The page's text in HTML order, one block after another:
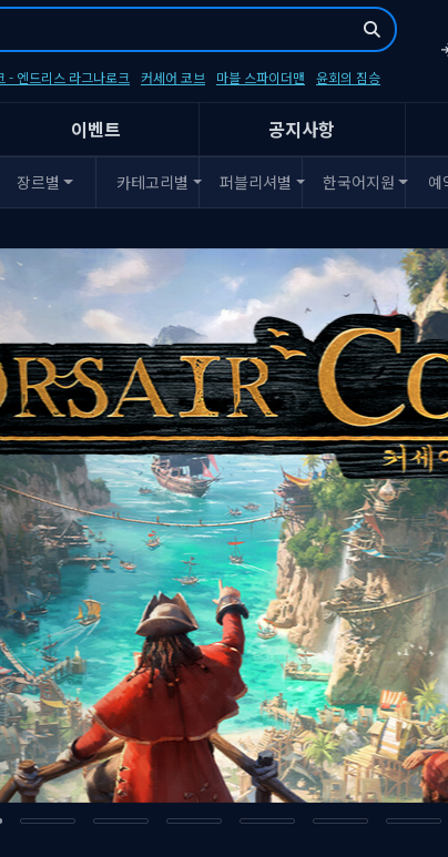
- 엔드리스 라그나로크 커세어 코브 마블 스파이더맨 윤회의 짐승
이벤트 공지사항
장르별 카테고리별 퍼블리셔별 한국어지원 예
팅 소울즈 한국어판] 제품코드(키) 발송 및 출시 안내
국어판] 출시 및 프로모션 안내
게임즈 주말특가 프로모션 안내
2: 다크 어리즌 한국어판] 예약판매 안내
검으로 인한 결제 시스템 이용 제한 안내
팅 소울즈 한국어판] 제품코드(키) 발송 및 출시 안내